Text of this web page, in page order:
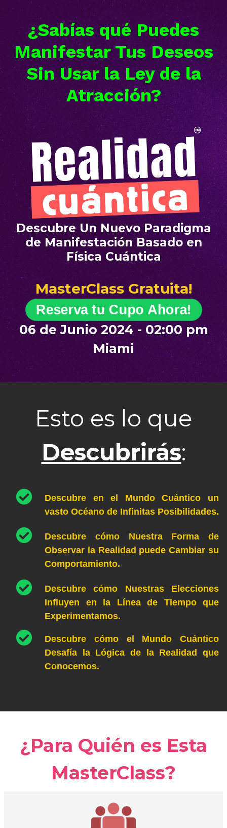
¿Sabías qué Puedes
Manifestar Tus Deseos
Sin Usar la Ley de la
Atracción?
Descubre Un Nuevo Paradigma
de Manifestación Basado en
Física Cuántica
MasterClass Gratuita!
Reserva tu Cupo Ahora!
06 de Junio 2024 - 02:00 pm
Miami
Esto es lo que
Descubrirás:
Descubre en el Mundo Cuántico un
vasto Océano de Infinitas Posibilidades.
Descubre cómo Nuestra Forma de
Observar la Realidad puede Cambiar su
Comportamiento.
Descubre cómo Nuestras Elecciones
Influyen en la Línea de Tiempo que
Experimentamos.
Descubre cómo el Mundo Cuántico
Desafía la Lógica de la Realidad que
Conocemos.
¿Para Quién es Esta
MasterClass?